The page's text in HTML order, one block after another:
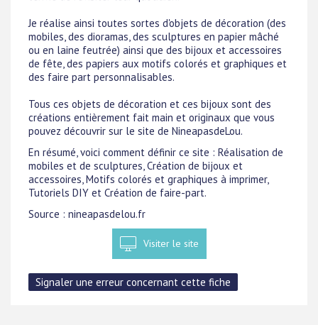
Je réalise ainsi toutes sortes d'objets de décoration (des
mobiles, des dioramas, des sculptures en papier mâché
ou en laine feutrée) ainsi que des bijoux et accessoires
de fête, des papiers aux motifs colorés et graphiques et
des faire part personnalisables.
Tous ces objets de décoration et ces bijoux sont des
créations entièrement fait main et originaux que vous
pouvez découvrir sur le site de NineapasdeLou.
En résumé, voici comment définir ce site : Réalisation de
mobiles et de sculptures, Création de bijoux et
accessoires, Motifs colorés et graphiques à imprimer,
Tutoriels DIY et Création de faire-part.
Source : nineapasdelou.fr
Visiter le site